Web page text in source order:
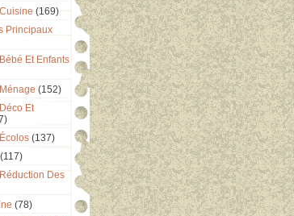
(169)
Principaux
Et Enfants
(152)
Et
(137)
(117)
Des
(78)